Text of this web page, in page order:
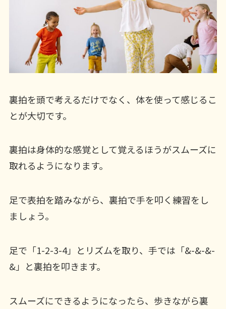
裏拍を頭で考えるだけでなく、体を使って感じるこ
とが大切です。
裏拍は身体的な感覚として覚えるほうがスムーズに
取れるようになります。
足で表拍を踏みながら、裏拍で手を叩く練習をし
ましょう。
足で「1-2-3-4」とリズムを取り、手では「&-&-&-
&」と裏拍を叩きます。
スムーズにできるようになったら、歩きながら裏